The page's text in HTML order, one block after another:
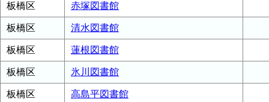
板橋区 赤塚図書館
板橋区 清水図書館
板橋区 蓮根図書館
板橋区 氷川図書館
板橋区 高島平図書館